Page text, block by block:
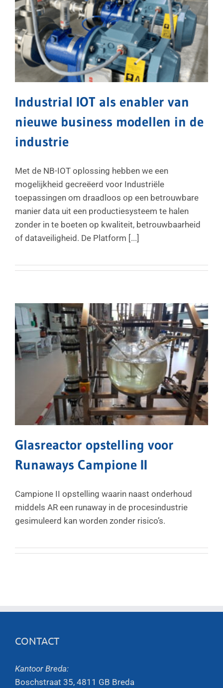
Industrial IOT als enabler van
nieuwe business modellen in de
industrie
Met de NB-IOT oplossing hebben we een
mogelijkheid gecreëerd voor Industriële
toepassingen om draadloos op een betrouwbare
manier data uit een productiesysteem te halen
zonder in te boeten op kwaliteit, betrouwbaarheid
of dataveiligheid. De Platform [...]
Glasreactor opstelling voor
Runaways Campione II
Campione II opstelling waarin naast onderhoud
middels AR een runaway in de procesindustrie
gesimuleerd kan worden zonder risico’s.
CONTACT
Kantoor Breda:
Boschstraat 35, 4811 GB Breda